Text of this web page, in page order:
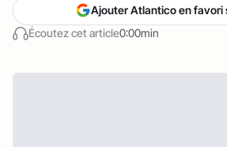
Écoutez cet article0:00min
Ajouter Atlantico en favori